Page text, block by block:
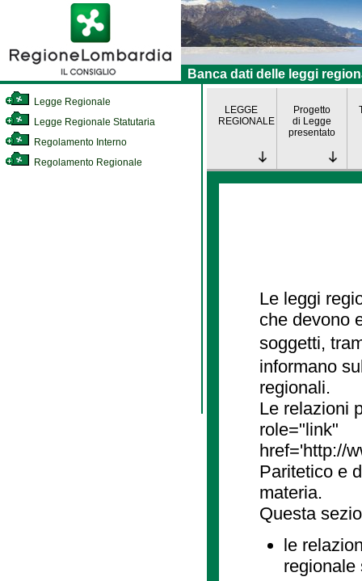
Banca dati delle leggi
Legge Regionale
Legge Regionale Statutaria
Regolamento Interno
Regolamento Regionale
LEGGE
REGIONALE
Progetto
di Legge
presentato
Le leggi
che devono
soggetti,
informano
regionali.
Le relazioni
role="link"
href='http://
Paritetico e
materia.
Questa
le
regionale